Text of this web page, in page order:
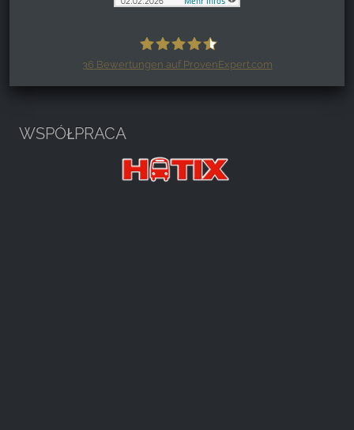
Harzspots.com - Den neuen Harz
36 Bewertungen auf ProvenExpert.com
WSPÓŁPRACA